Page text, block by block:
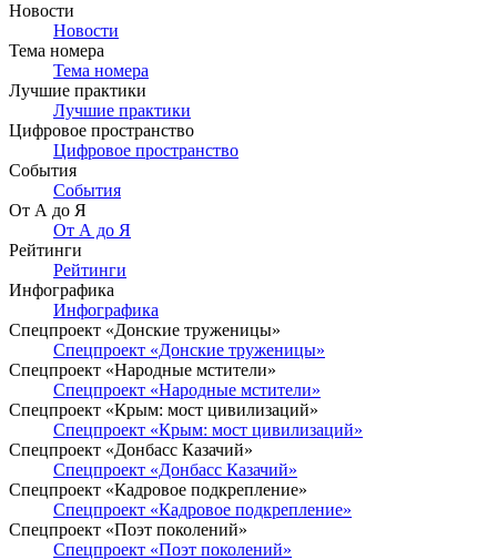
Новости
Новости
Тема номера
Тема номера
Лучшие практики
Лучшие практики
Цифровое пространство
Цифровое пространство
События
События
От А до Я
От А до Я
Рейтинги
Рейтинги
Инфографика
Инфографика
Спецпроект «Донские труженицы»
Спецпроект «Донские труженицы»
Спецпроект «Народные мстители»
Спецпроект «Народные мстители»
Спецпроект «Крым: мост цивилизаций»
Спецпроект «Крым: мост цивилизаций»
Спецпроект «Донбасс Казачий»
Спецпроект «Донбасс Казачий»
Спецпроект «Кадровое подкрепление»
Спецпроект «Кадровое подкрепление»
Спецпроект «Поэт поколений»
Спецпроект «Поэт поколений»